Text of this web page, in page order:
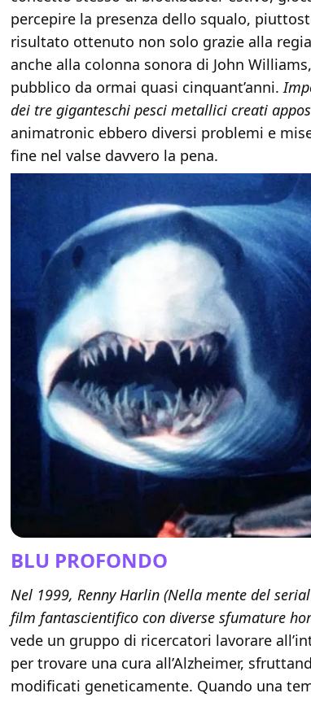
percepire la presenza dello squalo,
risultato ottenuto non solo grazie alla
anche alla colonna sonora di John
pubblico da ormai quasi cinquant’anni.
dei tre giganteschi pesci metallici creati
animatronic ebbero diversi problemi e
fine nel valse davvero la pena.
BLU PROFONDO
Nel 1999, Renny Harlin (Nella mente del
film fantascientifico con diverse sfumature
vede un gruppo di ricercatori lavorare
per trovare una cura all’Alzheimer,
modificati geneticamente. Quando una